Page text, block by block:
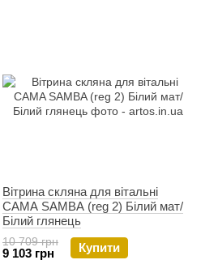
Вітрина скляна для вітальні
CAMA SAMBA (reg 2) Білий мат/
Білий глянець
10 709 грн
9 103 грн Купити